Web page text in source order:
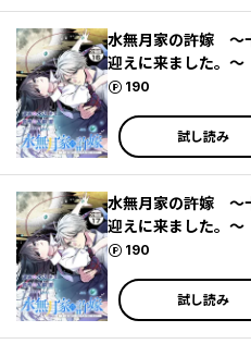
水無月家の許嫁 ～
迎えに来ました。～
190
ポイント
試し読み
水無月家の許嫁 ～
迎えに来ました。～
190
ポイント
試し読み